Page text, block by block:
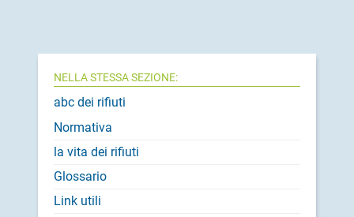
NELLA STESSA SEZIONE:
abc dei rifiuti
Normativa
la vita dei rifiuti
Glossario
Link utili